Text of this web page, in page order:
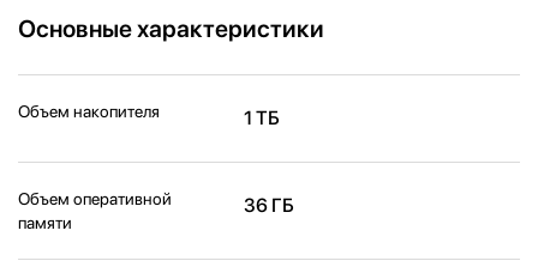
Основные характеристики
Объем накопителя 1 ТБ
Объем оперативной
памяти
36 ГБ